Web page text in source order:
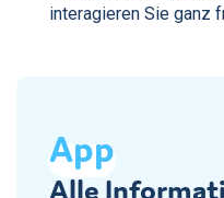
interagieren Sie ganz
App
Alle